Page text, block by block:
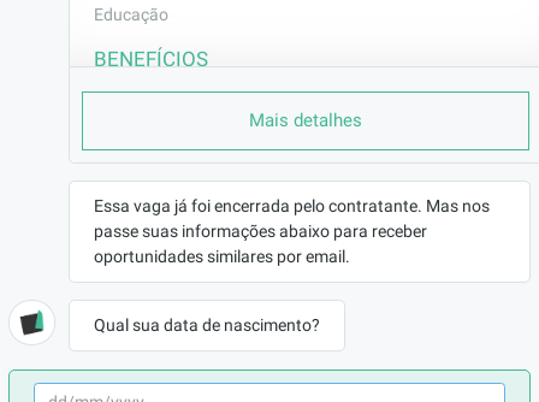
Educação
BENEFÍCIOS
Planejar e conduzir aulas conforme o currículo
Aplicar metodologias dinâmicas e recursos
tecnológicos no ensino;
Gerenciar a sala de aula, garantindo um
ambiente de aprendizado produtivo;
Participar de reuniões pedagógicas e
atividades institucionais;
Mais detalhes
Essa vaga já foi encerrada pelo contratante. Mas nos
passe suas informações abaixo para receber
oportunidades similares por email.
Qual sua data de nascimento?